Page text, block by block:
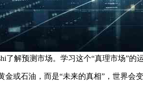
了解预测市场。学习这个“真理市场”的
或石油，而是“未来的真相”，世界会